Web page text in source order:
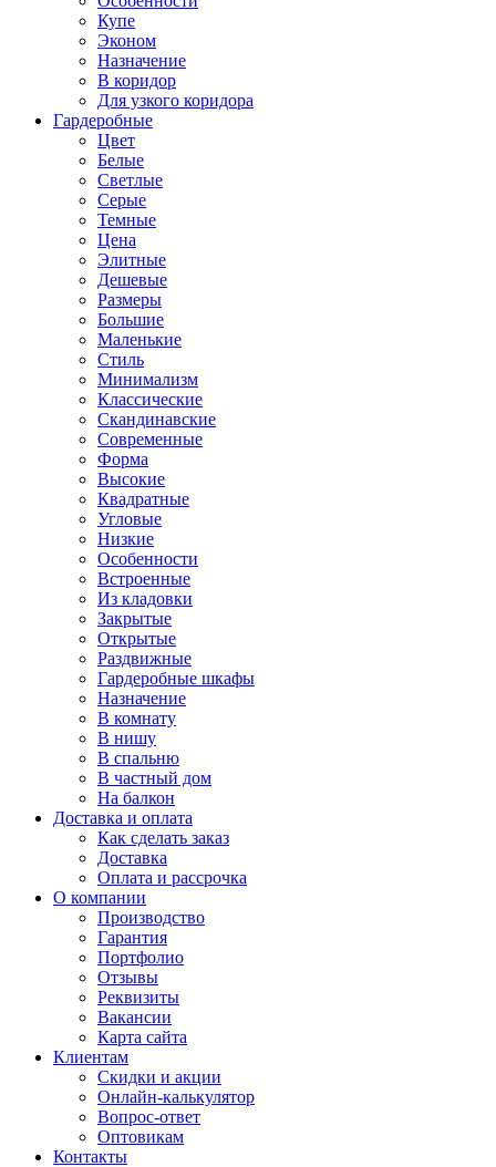
Купе
Эконом
Назначение
В коридор
Для узкого коридора
Гардеробные
Цвет
Белые
Светлые
Серые
Темные
Цена
Элитные
Дешевые
Размеры
Большие
Маленькие
Стиль
Минимализм
Классические
Скандинавские
Современные
Форма
Высокие
Квадратные
Угловые
Низкие
Особенности
Встроенные
Из кладовки
Закрытые
Открытые
Раздвижные
Гардеробные шкафы
Назначение
В комнату
В нишу
В спальню
В частный дом
На балкон
Доставка и оплата
Как сделать заказ
Доставка
Оплата и рассрочка
О компании
Производство
Гарантия
Портфолио
Отзывы
Реквизиты
Вакансии
Карта сайта
Клиентам
Скидки и акции
Онлайн-калькулятор
Вопрос-ответ
Оптовикам
Контакты